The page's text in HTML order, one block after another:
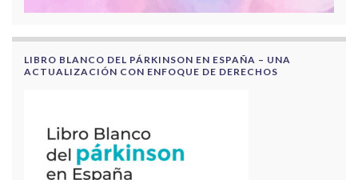
LIBRO BLANCO DEL PÁRKINSON EN ESPAÑA – UNA
ACTUALIZACIÓN CON ENFOQUE DE DERECHOS